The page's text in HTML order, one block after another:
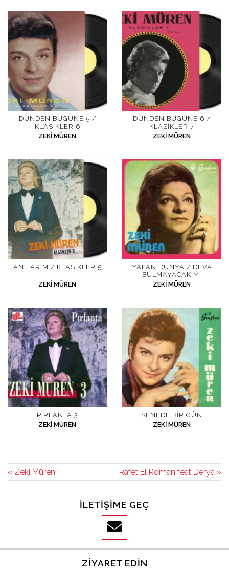
DÜNDEN BUGÜNE 5 /
KLASIKLER 6
ZEKI MÜREN
DÜNDEN BUGÜNE 6 /
KLASIKLER 7
ZEKI MÜREN
ANILARIM / KLASIKLER 5
ZEKI MÜREN
YALAN DÜNYA / DEVA
BULMAYACAK MI
ZEKI MÜREN
PIRLANTA 3
ZEKI MÜREN
SENEDE BIR GÜN
ZEKI MÜREN
« Zeki Müren Rafet El Roman feat Derya »
İLETIŞIME GEÇ
ZIYARET EDIN